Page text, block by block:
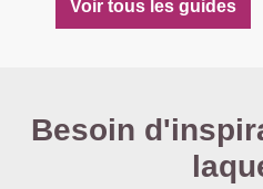
Voir tous les guides
Besoin